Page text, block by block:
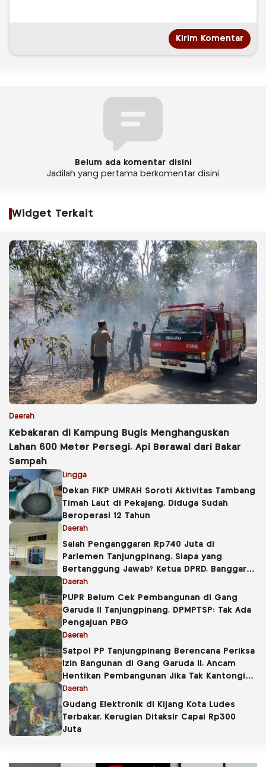
Belum ada komentar disini
Jadilah yang pertama berkomentar disini
Widget Terkait
Daerah
Kebakaran di Kampung Bugis Menghanguskan
Lahan 600 Meter Persegi, Api Berawal dari Bakar
Sampah
Lingga
Dekan FIKP UMRAH Soroti Aktivitas Tambang
Timah Laut di Pekajang, Diduga Sudah
Beroperasi 12 Tahun
Daerah
Salah Penganggaran Rp740 Juta di
Parlemen Tanjungpinang, Siapa yang
Bertanggung Jawab? Ketua DPRD, Banggar
atau Sekretaris DPRD?
Daerah
PUPR Belum Cek Pembangunan di Gang
Garuda II Tanjungpinang, DPMPTSP: Tak Ada
Pengajuan PBG
Daerah
Satpol PP Tanjungpinang Berencana Periksa
Izin Bangunan di Gang Garuda II, Ancam
Hentikan Pembangunan Jika Tak Kantongi
PBG
Daerah
Gudang Elektronik di Kijang Kota Ludes
Terbakar, Kerugian Ditaksir Capai Rp300
Juta